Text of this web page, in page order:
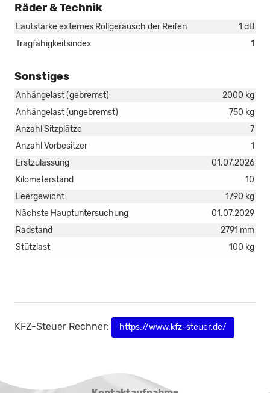
Räder & Technik
Lautstärke externes Rollgeräusch der Reifen
1 dB
Tragfähigkeitsindex
1
Sonstiges
Anhängelast (gebremst)
2000 kg
Anhängelast (ungebremst)
750 kg
Anzahl Sitzplätze
7
Anzahl Vorbesitzer
1
Erstzulassung
01.07.2026
Kilometerstand
10
Leergewicht
1790 kg
Nächste Hauptuntersuchung
01.07.2029
Radstand
2791 mm
Stützlast
100 kg
KFZ-Steuer Rechner: https://www.kfz-steuer.de/